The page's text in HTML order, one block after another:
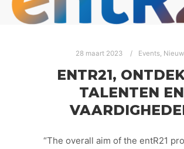
28 maart 2023 Events,
ENTR21,
TALENTEN EN
“The overall aim of the entR21